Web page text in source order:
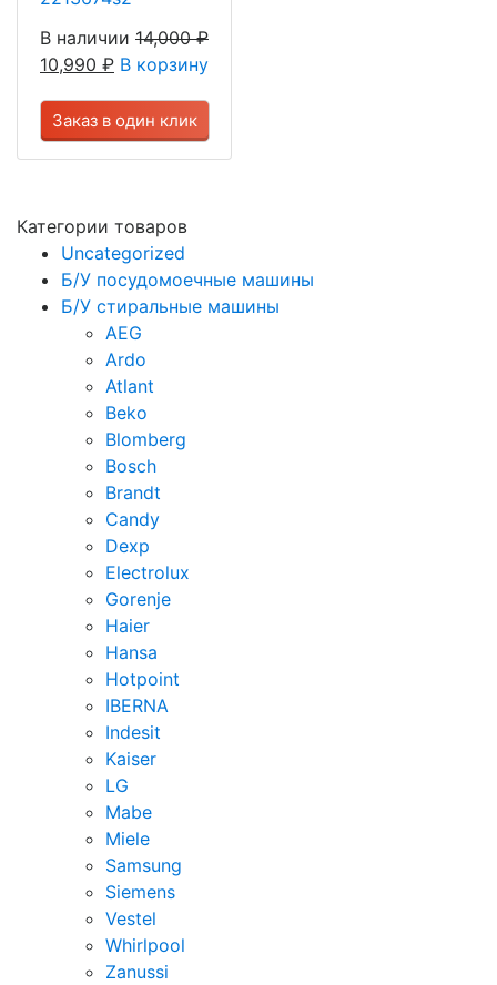
В наличии 14,000₽
10,990 ₽ В корзину
Заказ в один клик
Категории товаров
Uncategorized
Б/У посудомоечные машины
Б/У стиральные машины
AEG
Ardo
Atlant
Beko
Blomberg
Bosch
Brandt
Candy
Dexp
Electrolux
Gorenje
Haier
Hansa
Hotpoint
IBERNA
Indesit
Kaiser
LG
Mabe
Miele
Samsung
Siemens
Vestel
Whirlpool
Zanussi